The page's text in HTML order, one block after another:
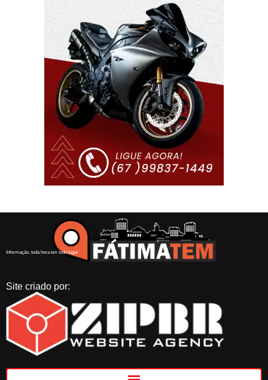
Informação, toda hora em todo lugar
Site criado por: